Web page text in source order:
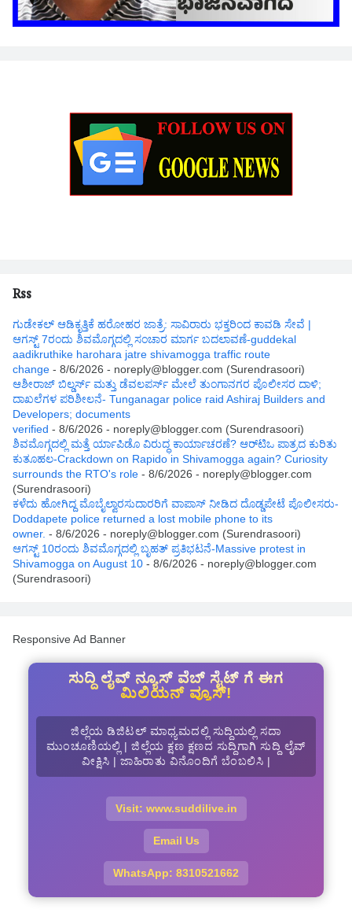
Rss
ಗುಡೇಕಲ್ ಆಡಿಕೃತ್ತಿಕೆ ಹರೋಹರ ಜಾತ್ರೆ: ಸಾವಿರಾರು ಭಕ್ತರಿಂದ ಕಾವಡಿ ಸೇವೆ |
ಆಗಸ್ಟ್ 7ರಂದು ಶಿವಮೊಗ್ಗದಲ್ಲಿ ಸಂಚಾರ ಮಾರ್ಗ ಬದಲಾವಣೆ-guddekal
aadikruthike harohara jatre shivamogga traffic route
change - 8/6/2026 - noreply@blogger.com (Surendrasoori)
ಆಶೀರಾಜ್ ಬಿಲ್ಡರ್ಸ್ ಮತ್ತು ಡೆವಲಪರ್ಸ್ ಮೇಲೆ ತುಂಗಾನಗರ ಪೊಲೀಸರ ದಾಳಿ;
ದಾಖಲೆಗಳ ಪರಿಶೀಲನೆ- Tunganagar police raid Ashiraj Builders and
Developers; documents
verified - 8/6/2026 - noreply@blogger.com (Surendrasoori)
ಶಿವಮೊಗ್ಗದಲ್ಲಿ ಮತ್ತೆ ರ್ಯಾಪಿಡೊ ವಿರುದ್ಧ ಕಾರ್ಯಾಚರಣೆ? ಆರ್‌ಟಿಒ ಪಾತ್ರದ ಕುರಿತು
ಕುತೂಹಲ-Crackdown on Rapido in Shivamogga again? Curiosity
surrounds the RTO's role - 8/6/2026 - noreply@blogger.com
(Surendrasoori)
ಕಳೆದು ಹೋಗಿದ್ದ ಮೊಬೈಲ್ವಾರಸುದಾರರಿಗೆ ವಾಪಾಸ್ ನೀಡಿದ ದೊಡ್ಡಪೇಟೆ ಪೊಲೀಸರು-
Doddapete police returned a lost mobile phone to its
owner. - 8/6/2026 - noreply@blogger.com (Surendrasoori)
ಆಗಸ್ಟ್‌ 10ರಂದು ಶಿವಮೊಗ್ಗದಲ್ಲಿ ಬೃಹತ್ ಪ್ರತಿಭಟನೆ-Massive protest in
Shivamogga on August 10 - 8/6/2026 - noreply@blogger.com
(Surendrasoori)
Responsive Ad Banner
ಸುದ್ದಿ ಲೈವ್ ನ್ಯೂಸ್ ವೆಬ್ ಸೈಟ್ ಗೆ ಈಗ
ಮಿಲಿಯನ್ ವ್ಯೂಸ್!
ಜಿಲ್ಲೆಯ ಡಿಜಿಟಲ್ ಮಾಧ್ಯಮದಲ್ಲಿ ಸುದ್ದಿಯಲ್ಲಿ ಸದಾ
ಮುಂಚೂಣಿಯಲ್ಲಿ | ಜಿಲ್ಲೆಯ ಕ್ಷಣ ಕ್ಷಣದ ಸುದ್ದಿಗಾಗಿ ಸುದ್ದಿ ಲೈವ್
ವೀಕ್ಷಿಸಿ | ಜಾಹಿರಾತು ವಿನೊಂದಿಗೆ ಬೆಂಬಲಿಸಿ |
Visit: www.suddilive.in
Email Us
WhatsApp: 8310521662